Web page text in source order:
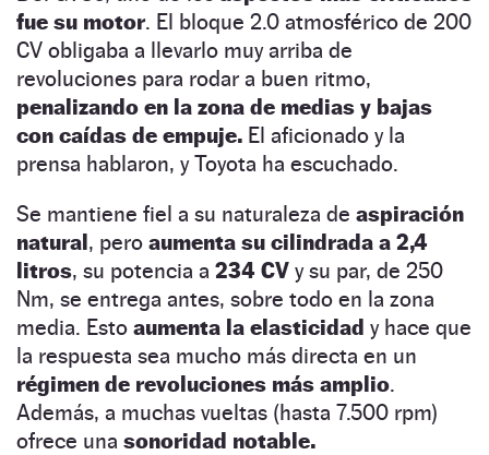
fue su motor. El bloque 2.0 atmosférico de 200
CV obligaba a llevarlo muy arriba de
revoluciones para rodar a buen ritmo,
penalizando en la zona de medias y bajas
con caídas de empuje. El aficionado y la
prensa hablaron, y Toyota ha escuchado.
Se mantiene fiel a su naturaleza de aspiración
natural, pero aumenta su cilindrada a 2,4
litros, su potencia a 234 CV y su par, de 250
Nm, se entrega antes, sobre todo en la zona
media. Esto aumenta la elasticidad y hace que
la respuesta sea mucho más directa en un
régimen de revoluciones más amplio.
Además, a muchas vueltas (hasta 7.500 rpm)
ofrece una sonoridad notable.